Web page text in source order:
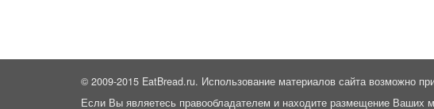
© 2009-2015 EatBread.ru. Использование материалов сайта возможно
Если Вы являетесь правообладателем и находите размещение